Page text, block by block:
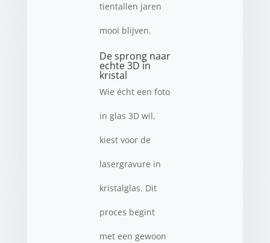
tientallen jaren
mooi blijven.
De sprong naar
echte 3D in
kristal
Wie écht een foto
in glas 3D wil,
kiest voor de
lasergravure in
kristalglas. Dit
proces begint
met een gewoon